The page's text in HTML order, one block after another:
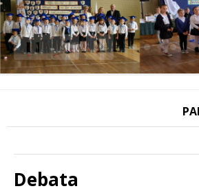
Poprzedni Element
Następny Element
❚❚
Debata